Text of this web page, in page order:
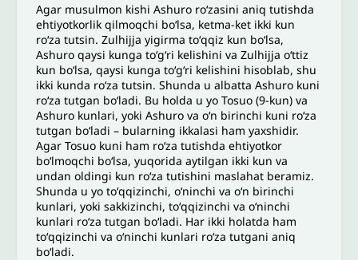
Agar musulmon kishi Ashuro roʻzasini aniq tutishda
ehtiyotkorlik qilmoqchi boʻlsa, ketma-ket ikki kun
roʻza tutsin. Zulhijja yigirma toʻqqiz kun boʻlsa,
Ashuro qaysi kunga toʻgʻri kelishini va Zulhijja oʻttiz
kun boʻlsa, qaysi kunga toʻgʻri kelishini hisoblab, shu
ikki kunda roʻza tutsin. Shunda u albatta Ashuro kuni
roʻza tutgan boʻladi. Bu holda u yo Tosuo (9-kun) va
Ashuro kunlari, yoki Ashuro va oʻn birinchi kuni roʻza
tutgan boʻladi – bularning ikkalasi ham yaxshidir.
Agar Tosuo kuni ham roʻza tutishda ehtiyotkor
boʻlmoqchi boʻlsa, yuqorida aytilgan ikki kun va
undan oldingi kun roʻza tutishini maslahat beramiz.
Shunda u yo toʻqqizinchi, oʻninchi va oʻn birinchi
kunlari, yoki sakkizinchi, toʻqqizinchi va oʻninchi
kunlari roʻza tutgan boʻladi. Har ikki holatda ham
toʻqqizinchi va oʻninchi kunlari roʻza tutgani aniq
boʻladi.